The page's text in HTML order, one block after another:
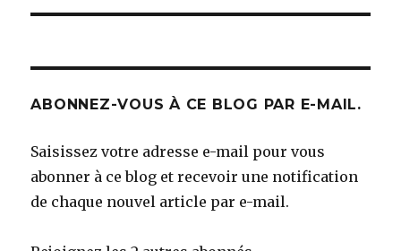
ABONNEZ-VOUS À CE BLOG PAR E-MAIL.
Saisissez votre adresse e-mail pour vous
abonner à ce blog et recevoir une notification
de chaque nouvel article par e-mail.